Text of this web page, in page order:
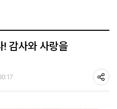
! 감사와 사랑을